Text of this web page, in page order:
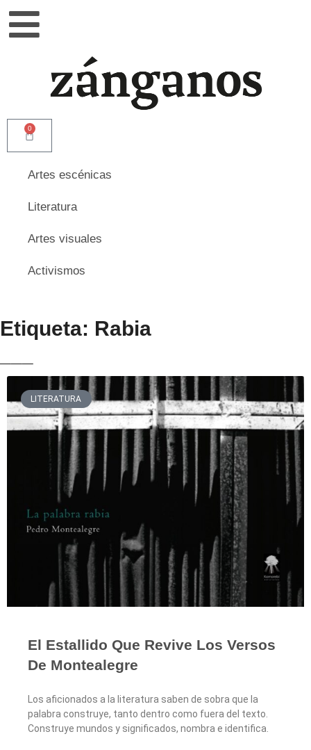
0
Artes escénicas
Literatura
Artes visuales
Activismos
Etiqueta: Rabia
LITERATURA
El Estallido Que Revive Los Versos
De Montealegre
Los aficionados a la literatura saben de sobra que la
palabra construye, tanto dentro como fuera del texto.
Construye mundos y significados, nombra e identifica.